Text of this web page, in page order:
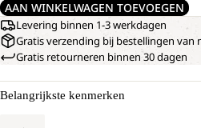
AAN WINKELWAGEN TOEVOEGEN
Levering binnen 1-3 werkdagen
Gratis verzending bij bestellingen van
Gratis retourneren binnen 30 dagen
Belangrijkste kenmerken